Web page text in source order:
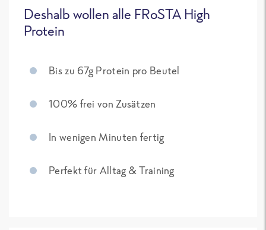
Deshalb wollen alle FRoSTA High
Protein
Bis zu 67g Protein pro Beutel
100% frei von Zusätzen
In wenigen Minuten fertig
Perfekt für Alltag & Training